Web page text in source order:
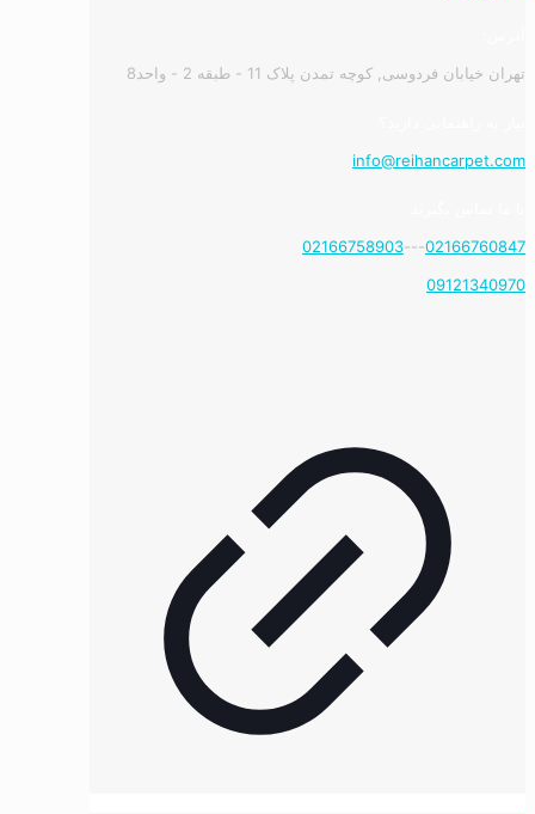
تهران خیابان فردوسی, کوچه تمدن پلاک 11 - طبقه 2 - واحد8
info@reihancarpet.com
02166760847
---
02166758903
09121340970